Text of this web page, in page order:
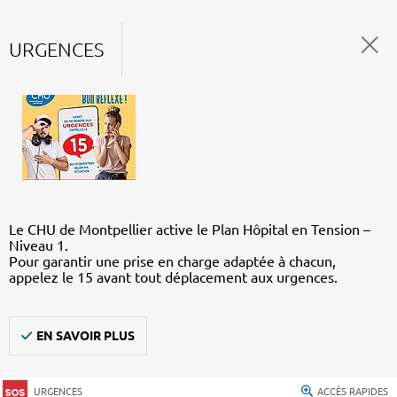
URGENCES
Le CHU de Montpellier active le Plan Hôpital en Tension –
Niveau 1.
Pour garantir une prise en charge adaptée à chacun,
appelez le 15 avant tout déplacement aux urgences.
EN SAVOIR PLUS
URGENCES ACCÈS RAPIDES